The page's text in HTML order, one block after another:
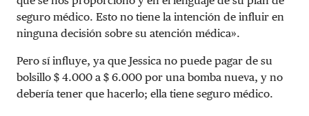
seguro médico. Esto no tiene la intención de influir en
ninguna decisión sobre su atención médica».
Pero sí influye, ya que Jessica no puede pagar de su
bolsillo $ 4.000 a $ 6.000 por una bomba nueva, y no
debería tener que hacerlo; ella tiene seguro médico.